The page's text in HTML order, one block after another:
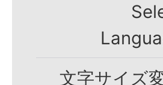
文字サイズ